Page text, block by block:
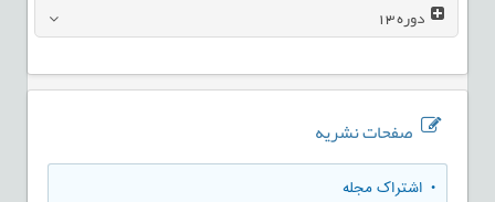
دوره13
صفحات نشریه
• اشتراک مجله